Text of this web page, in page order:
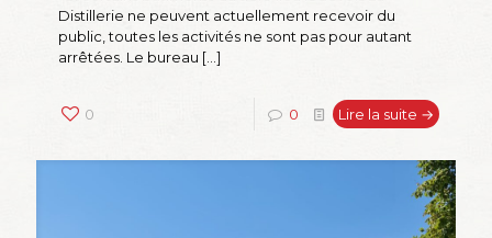
Distillerie ne peuvent actuellement recevoir du
public, toutes les activités ne sont pas pour autant
arrêtées. Le bureau […]
0 0 Lire la suite →